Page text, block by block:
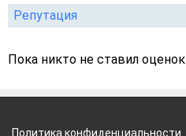
Репутация
Пока никто не ставил оценок
Политика конфиденциальности